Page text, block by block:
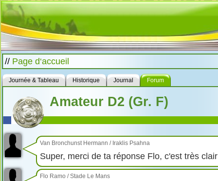
// Page d‘accueil
Journée & Tableau Historique Journal Forum
Amateur D2 (Gr. F)
Van Bronchunst Hermann / Iraklis Psahna
Super, merci de ta réponse Flo, c'est très
Flo Ramo /Stade Le Mans